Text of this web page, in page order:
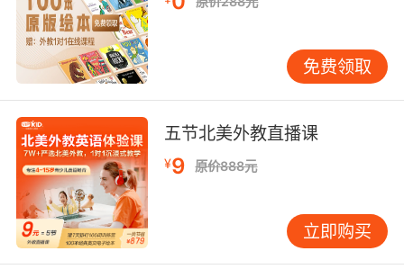
磨耳朵。帮助孩子掌握与苹果相关的单词表达。
第四步，教师在课后复习环节可鼓励孩子用英语
对本次课堂做总结，可以是一句话，也可以是一
个小小的演讲，欢迎各位同学踊跃补充。总而言
之，教师要鼓励孩子多开口用英语表达，注重学
生在课堂上的输入与输出，强调听与说的练习。
总结：孩子学习英语最重要的是趣味性、实用性
与互动性，教师要根据孩子的年龄特点去设计精
美的课件内容，因材施教，寓教于乐。多对孩子
的进步予以表扬与奖励，培养孩子对学习英语的
免费领取
五节北美外教直播课
¥9 原价888元
立即购买